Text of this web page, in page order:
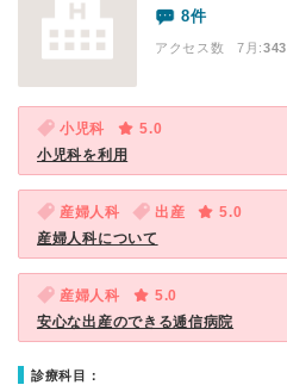
8件
アクセス数 7月:343
小児科
5.0
小児科を利用
産婦人科 出産
5.0
産婦人科について
産婦人科
5.0
安心な出産のできる逓信病院
診療科目：